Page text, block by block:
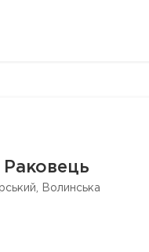
Раковець
Волинська